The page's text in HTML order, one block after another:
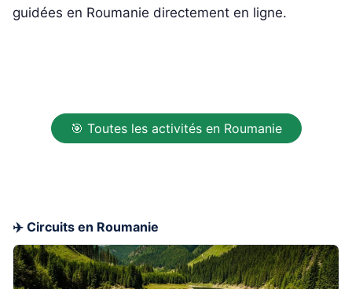
guidées en Roumanie directement en ligne.
🎯 Toutes les activités en Roumanie
✈️ Circuits en Roumanie